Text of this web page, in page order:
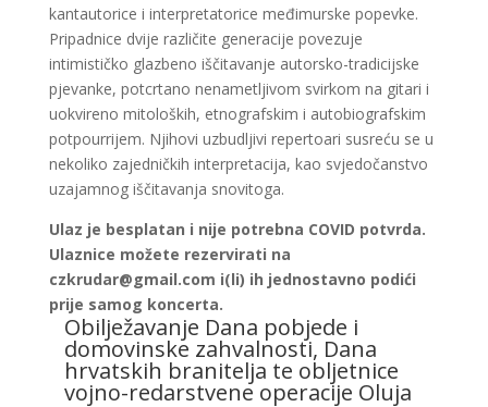
kantautorice i interpretatorice međimurske popevke.
Pripadnice dvije različite generacije povezuje
intimističko glazbeno iščitavanje autorsko-tradicijske
pjevanke, potcrtano nenametljivom svirkom na gitari i
uokvireno mitoloških, etnografskim i autobiografskim
potpourrijem. Njihovi uzbudljivi repertoari susreću se u
nekoliko zajedničkih interpretacija, kao svjedočanstvo
uzajamnog iščitavanja snovitoga.
Ulaz je besplatan i nije potrebna COVID potvrda.
Ulaznice možete rezervirati na
czkrudar@gmail.com i(li) ih jednostavno podići
prije samog koncerta.
Obilježavanje Dana pobjede i
domovinske zahvalnosti, Dana
hrvatskih branitelja te obljetnice
vojno-redarstvene operacije Oluja